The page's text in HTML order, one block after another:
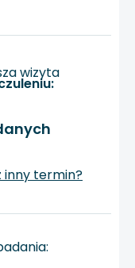
wizyta
inny termin?